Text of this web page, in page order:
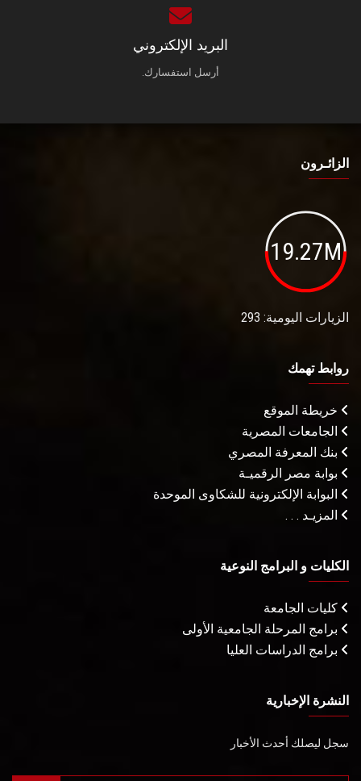
البريد الإلكتروني
أرسل استفسارك.
الزائـرون
19.27M
الزيارات اليومية: 293
روابط تهمك
خريطة الموقع
الجامعات المصرية
بنك المعرفة المصري
بوابة مصر الرقميـة
البوابة الإلكترونية للشكاوى الموحدة
المزيـد . . .
الكليات و البرامج النوعية
كليات الجامعة
برامج المرحلة الجامعية الأولى
برامج الدراسات العليا
النشرة الإخبارية
سجل ليصلك أحدث الأخبار